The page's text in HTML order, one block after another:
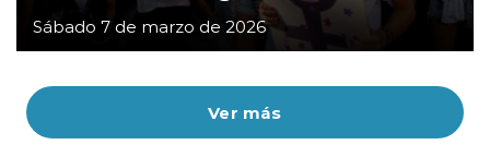
Ver más
Sábado 7 de marzo de 2026